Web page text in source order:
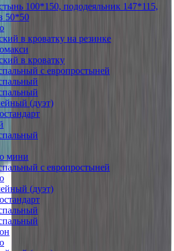
100*150, пододеяльник 147*115,
50*50
в кроватку на резинке
в кроватку
с европростыней
(дуэт)
мини
с европростыней
(дуэт)